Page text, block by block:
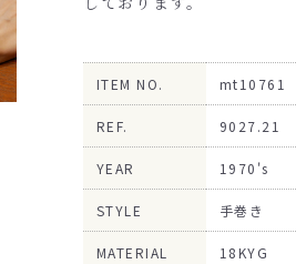
ITEM NO. mt10761
REF. 9027.21
YEAR 1970's
STYLE 手巻き
MATERIAL 18KYG